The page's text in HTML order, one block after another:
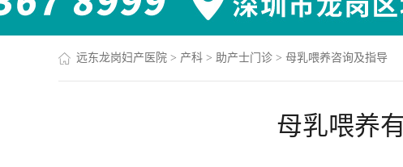
远东龙岗妇产医院 > 产科 > 助产士门诊 > 母乳喂养咨询及指导
母乳喂养